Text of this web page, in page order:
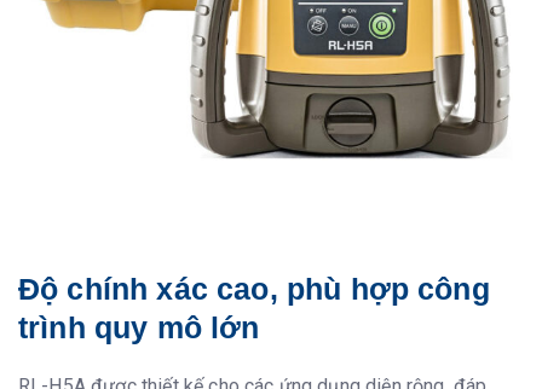
Độ chính xác cao, phù hợp công
trình quy mô lớn